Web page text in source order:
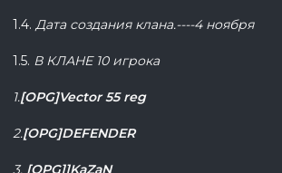
1.4. Дата создания клана.----4 ноября
1.5. В КЛАНЕ 10 игрока
1.[OPG]Vector 55 reg
2.[OPG]DEFENDER
3. [OPG]]KaZaN